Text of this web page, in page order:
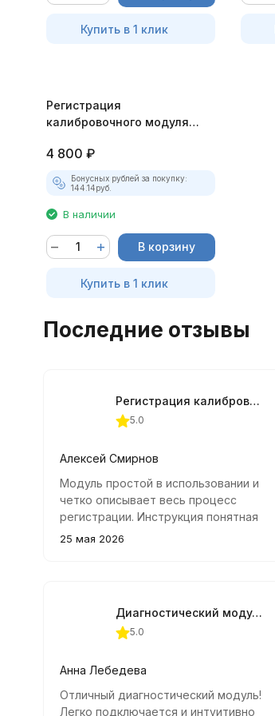
Купить в 1 клик
Регистрация
калибровочного модуля
BOSCH ЯМЗ для АСКАН-10
4 800 ₽
Бонусных рублей за покупку:
144.14руб.
В наличии
В корзину
Купить в 1 клик
Последние отзывы
Регистрация калибровочного модуля ТКР для АСКАН-10
5.0
Алексей Смирнов
Модуль простой в использовании и
четко описывает весь процесс
регистрации. Инструкция понятная
и подробная, все получилось с
25 мая 2026
Диагностический модуль EDC7.651/536 + EDC7.534 для АСКАН-10
5.0
Анна Лебедева
Отличный диагностический модуль!
Легко подключается и интуитивно